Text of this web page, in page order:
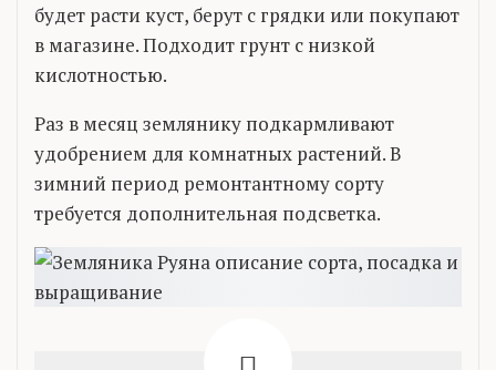
будет расти куст, берут с грядки или покупают
в магазине. Подходит грунт с низкой
кислотностью.
Раз в месяц землянику подкармливают
удобрением для комнатных растений. В
зимний период ремонтантному сорту
требуется дополнительная подсветка.